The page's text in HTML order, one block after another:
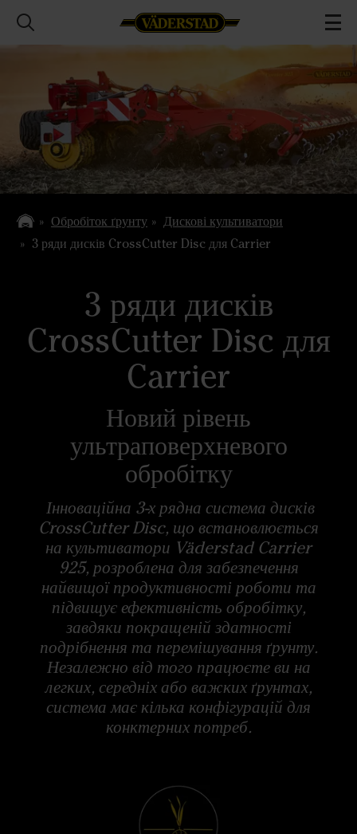
Обробіток ґрунту
Дискові культиватори
3 ряди дисків CrossCutter Disc для Carrier
3 ряди дисків
CrossCutter Disc для
Carrier
Новий рівень
ультраповерхневого
обробітку
Інноваційна 3-х рядна система дисків
CrossCutter Disc, що встановлюється
на культиватори Väderstad Carrier
925, розроблена для забезпечення
найвищої продуктивності роботи та
підвищує ефективність обробітку,
завдяки покращеній здатності
подрібнення та перемішування ґрунту.
Незалежно від того працюєте ви на
легких, середніх або важких ґрунтах,
система має кілька конфігурацій для
конктерних потреб.